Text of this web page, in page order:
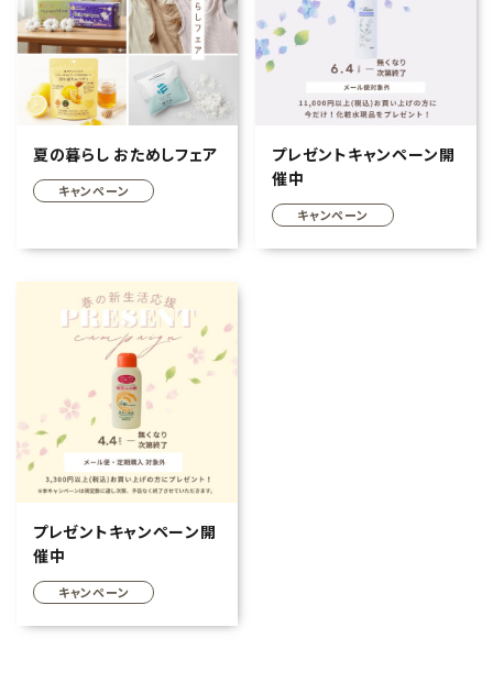
夏の暮らし おためしフェア
キャンペーン
プレゼントキャンペーン開
催中
キャンペーン
プレゼントキャンペーン開
催中
キャンペーン